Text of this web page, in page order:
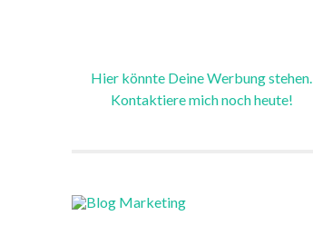
Hier könnte Deine Werbung stehen.
Kontaktiere mich noch heute!